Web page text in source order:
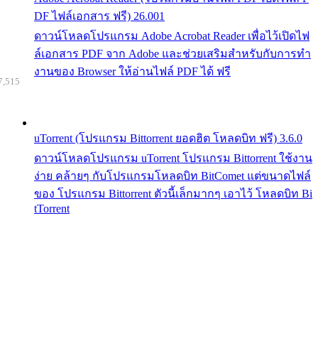
DF ไฟล์เอกสาร ฟรี) 26.001
ดาวน์โหลดโปรแกรม Adobe Acrobat Reader เพื่อไว้เปิดไฟ
ล์เอกสาร PDF จาก Adobe และช่วยเสริมสำหรับกับการทำ
งานของ Browser ให้อ่านไฟล์ PDF ได้ ฟรี
uTorrent (โปรแกรม Bittorrent ยอดฮิต โหลดบิท ฟรี) 3.6.0
ดาวน์โหลดโปรแกรม uTorrent โปรแกรม Bittorrent ใช้งาน
ง่าย คล้ายๆ กับโปรแกรมโหลดบิท BitComet แต่ขนาดไฟล์
ของ โปรแกรม Bittorrent ตัวนี้เล็กมากๆ เอาไว้ โหลดบิท Bi
tTorrent